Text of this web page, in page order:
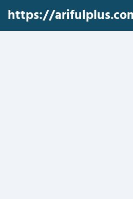
content
https://